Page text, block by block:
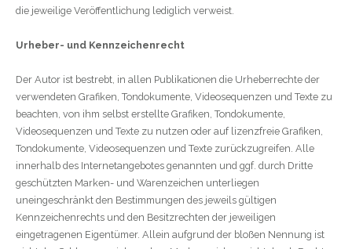
die jeweilige Veröffentlichung lediglich verweist.
Urheber- und Kennzeichenrecht
Der Autor ist bestrebt, in allen Publikationen die Urheberrechte der
verwendeten Grafiken, Tondokumente, Videosequenzen und Texte zu
beachten, von ihm selbst erstellte Grafiken, Tondokumente,
Videosequenzen und Texte zu nutzen oder auf lizenzfreie Grafiken,
Tondokumente, Videosequenzen und Texte zurückzugreifen. Alle
innerhalb des Internetangebotes genannten und ggf. durch Dritte
geschützten Marken- und Warenzeichen unterliegen
uneingeschränkt den Bestimmungen des jeweils gültigen
Kennzeichenrechts und den Besitzrechten der jeweiligen
eingetragenen Eigentümer. Allein aufgrund der bloßen Nennung ist